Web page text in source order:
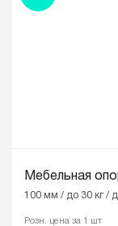
Мебельная
100 мм / до 30 кг /
Розн. цена за 1 шт